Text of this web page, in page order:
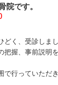
院です。
く、受診しまし
把握、事前説明
で行っていただ